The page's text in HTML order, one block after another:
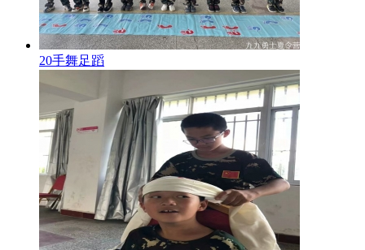
20手舞足蹈